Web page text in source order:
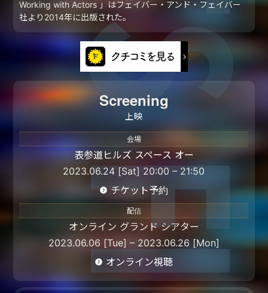
Working with Actors 」はフェイバー・アンド・フェイバー
社より2014年に出版された。
Screening
上映
会場
表参道ヒルズ スペース オー
2023.06.24 [Sat] 20:00 – 21:50
チケット予約
配信
オンライン グランド シアター
2023.06.06 [Tue] – 2023.06.26 [Mon]
オンライン視聴